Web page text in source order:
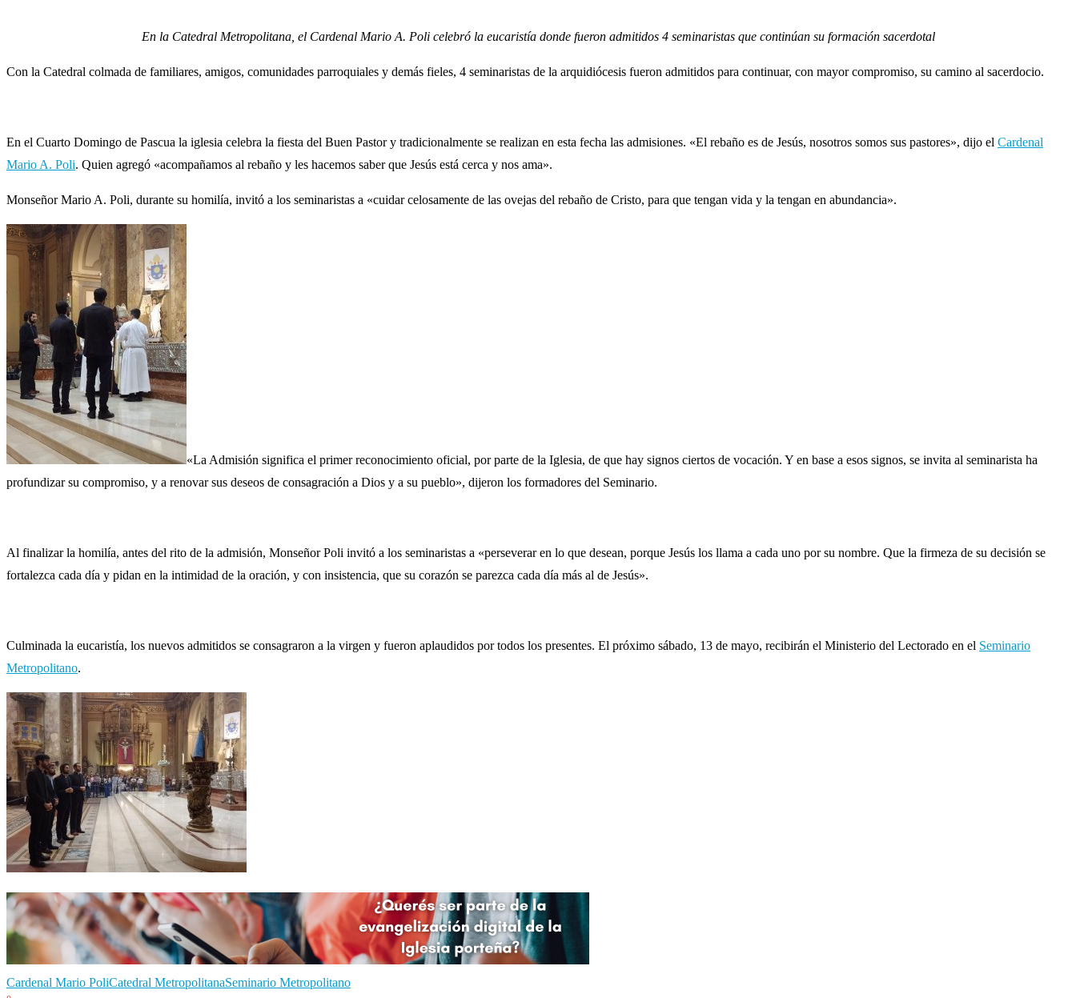
En la Catedral Metropolitana, el Cardenal Mario A. Poli celebró la eucaristía donde fueron admitidos 4 seminaristas que continúan su formación sacerdotal
Con la Catedral colmada de familiares, amigos, comunidades parroquiales y demás fieles, 4 seminaristas de la arquidiócesis fueron admitidos para continuar, con mayor compromiso, su camino al sacerdocio.
En el Cuarto Domingo de Pascua la iglesia celebra la fiesta del Buen Pastor y tradicionalmente se realizan en esta fecha las admisiones. «El rebaño es de Jesús, nosotros somos sus pastores», dijo el Cardenal
Mario A. Poli. Quien agregó «acompañamos al rebaño y les hacemos saber que Jesús está cerca y nos ama».
Monseñor Mario A. Poli, durante su homilía, invitó a los seminaristas a «cuidar celosamente de las ovejas del rebaño de Cristo, para que tengan vida y la tengan en abundancia».
«La Admisión significa el primer reconocimiento oficial, por parte de la Iglesia, de que hay signos ciertos de vocación. Y en base a esos signos, se invita al seminarista ha
profundizar su compromiso, y a renovar sus deseos de consagración a Dios y a su pueblo», dijeron los formadores del Seminario.
Al finalizar la homilía, antes del rito de la admisión, Monseñor Poli invitó a los seminaristas a «perseverar en lo que desean, porque Jesús los llama a cada uno por su nombre. Que la firmeza de su decisión se
fortalezca cada día y pidan en la intimidad de la oración, y con insistencia, que su corazón se parezca cada día más al de Jesús».
Culminada la eucaristía, los nuevos admitidos se consagraron a la virgen y fueron aplaudidos por todos los presentes. El próximo sábado, 13 de mayo, recibirán el Ministerio del Lectorado en el Seminario
Metropolitano.
Cardenal Mario PoliCatedral MetropolitanaSeminario Metropolitano